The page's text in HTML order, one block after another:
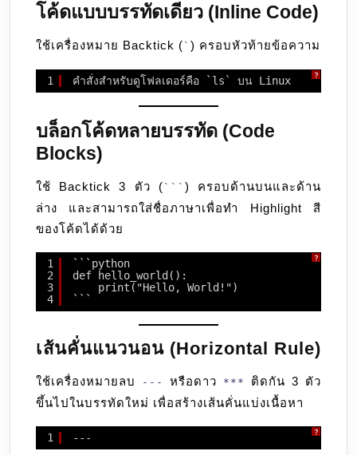
โค้ดแบบบรรทัดเดียว (Inline Code)
ใช้เครื่องหมาย Backtick ( ` ) ครอบหัวท้ายข้อความ
?
1 คำสั่งสำหรับดูโฟลเดอร์คือ `ls` บน Linux
บล็อกโค้ดหลายบรรทัด (Code
Blocks)
ใช้ Backtick 3 ตัว ( ``` ) ครอบด้านบนและด้าน
ล่าง และสามารถใส่ชื่อภาษาเพื่อทำ Highlight สี
ของโค้ดได้ด้วย
?
1
2
3
4
```python
def hello_world():
print("Hello, World!")
```
เส้นคั่นแนวนอน (Horizontal Rule)
ใช้เครื่องหมายลบ --- หรือดาว ***
ติดกัน 3 ตัว
ขึ้นไปในบรรทัดใหม่ เพื่อสร้างเส้นคั่นแบ่งเนื้อหา
?
1 ---